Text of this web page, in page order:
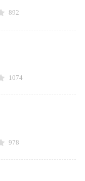
892
1074
978